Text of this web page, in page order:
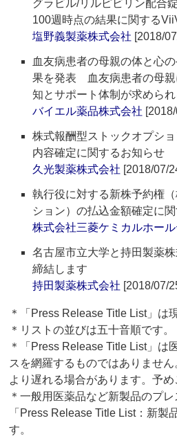
グラビル/リルピビリン配合
100週時点の結果に関する
塩野義製薬株式会社 [2018/
血友病患者の母親の体と心
果を発表 血友病患者の母親
知とサポート体制が求められ
バイエル薬品株式会社
株式報酬型ストックオプシ
内容確定に関するお知らせ
久光製薬株式会社 [2018/07/
執行役に対する新株予約権
ション）の払込金額確定に
株式会社三菱ケミカルホー
名古屋市立大学と持田製薬
締結します
持田製薬株式会社 [2018/07/
＊「Press Release Title List」は
＊リストの並びは五十音順です。
＊「Press Release Title List」は
スを網羅するものではありませ
より遅れる場合があります。予め
＊一般用医薬品など新製品のプ
「Press Release Title List：新製
す。